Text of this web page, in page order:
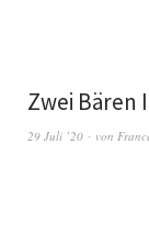
Zwei Bären
29 Juli ’20 von